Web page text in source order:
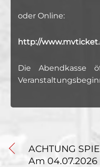
oder Online:
http://
Die Abendkasse
ACHTUNG
Am 04.07.2026